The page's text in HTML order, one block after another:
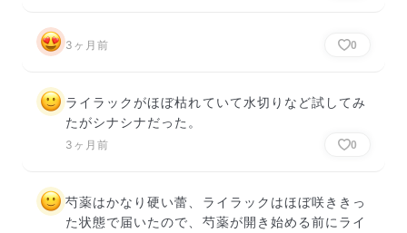
3ヶ月前 0
ライラックがほぼ枯れていて水切りなど試してみ
たがシナシナだった。
3ヶ月前 0
芍薬はかなり硬い蕾、ライラックはほぼ咲ききっ
た状態で届いたので、芍薬が開き始める前にライ